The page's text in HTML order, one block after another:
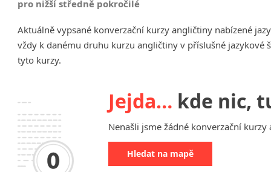
Děčín
Hodonín
Vysoká nad Labem
pro nižší středně pokročilé
Aktuálně vypsané konverzační kurzy angličtiny nabízené
vždy k danému druhu kurzu angličtiny v příslušné
tyto kurzy.
Jejda… kde nic,
Nenašli jsme žádné konverzační
Hledat na mapě